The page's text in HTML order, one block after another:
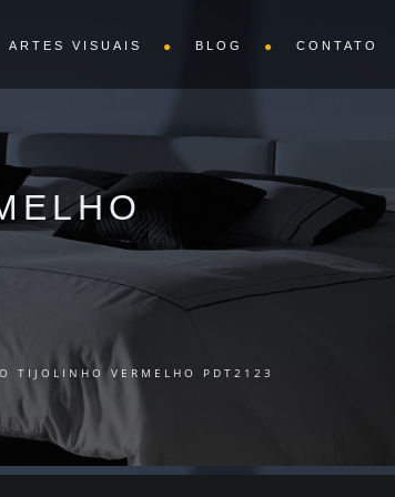
ARTES VISUAIS BLOG CONTATO
TIJOLINHO VERMELHO PDT2123